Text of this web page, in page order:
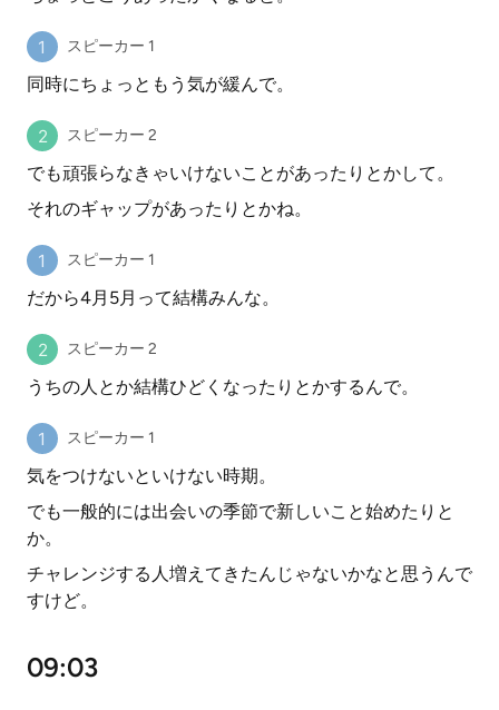
スピーカー 1
同時にちょっともう気が緩んで。
スピーカー 2
でも頑張らなきゃいけないことがあったりとかして。
それのギャップがあったりとかね。
スピーカー 1
だから4月5月って結構みんな。
スピーカー 2
うちの人とか結構ひどくなったりとかするんで。
スピーカー 1
気をつけないといけない時期。
でも一般的には出会いの季節で新しいこと始めたりと
か。
チャレンジする人増えてきたんじゃないかなと思うんで
すけど。
09:03